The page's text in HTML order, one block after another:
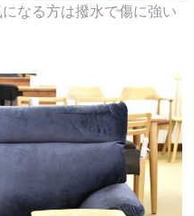
なる方は撥水で傷に強い